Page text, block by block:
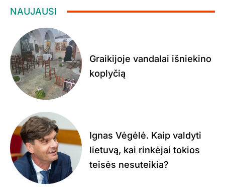
NAUJAUSI
Graikijoje vandalai išniekino
koplyčią
Ignas Vėgėlė. Kaip valdyti
lietuvą, kai rinkėjai tokios
teisės nesuteikia?